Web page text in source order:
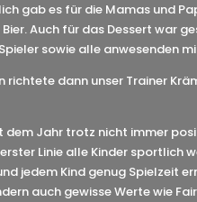
gab es für die Mamas und
Auch für das Dessert war
sowie alle anwesenden
richtete dann unser Trainer
dem Jahr trotz nicht immer
Linie alle Kinder sportlich
jedem Kind genug Spielzeit
auch gewisse Werte wie